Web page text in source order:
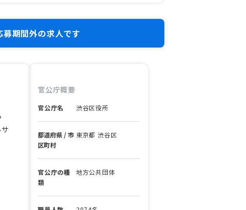
募期間外の求人です
官公庁概要
官公庁名 渋谷区役所
都道府県 / 市
区町村
東京都 渋谷区
官公庁の種
類
地方公共団体